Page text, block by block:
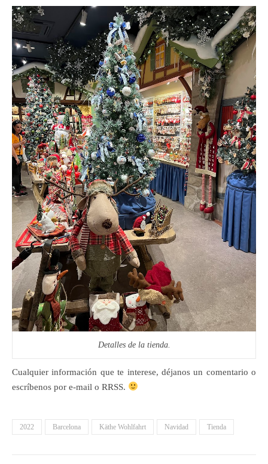
Detalles de la tienda.
Cualquier información que te interese, déjanos un comentario o
escríbenos por e-mail o RRSS.
2022 Barcelona Käthe Wohlfahrt Navidad Tienda